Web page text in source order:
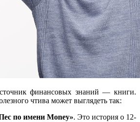
финансовых знаний — книги.
чтива может выглядеть так:
по имени Money». Это история о 12-